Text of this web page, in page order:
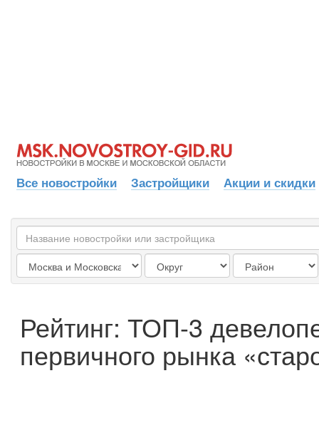
Все новостройки Застройщики Акции и скидки
Рейтинг: ТОП-3
первичного рынка